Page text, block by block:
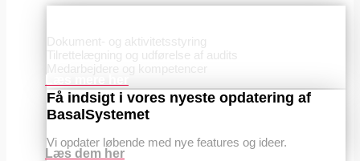
Dokument- og aktivitetsstyring
Tilrettelægning og udførelse af audits
Medarbejdere og kompetencer
Få indsigt i vores nyeste opdatering af
BasalSystemet
Vi opdater løbende med nye features og ideer.
Læs dem her